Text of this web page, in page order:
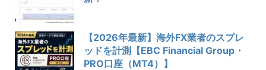
【2026年最新】海外FX業者のスプレ
ッドを計測【EBC Financial Group・
PRO口座（MT4）】